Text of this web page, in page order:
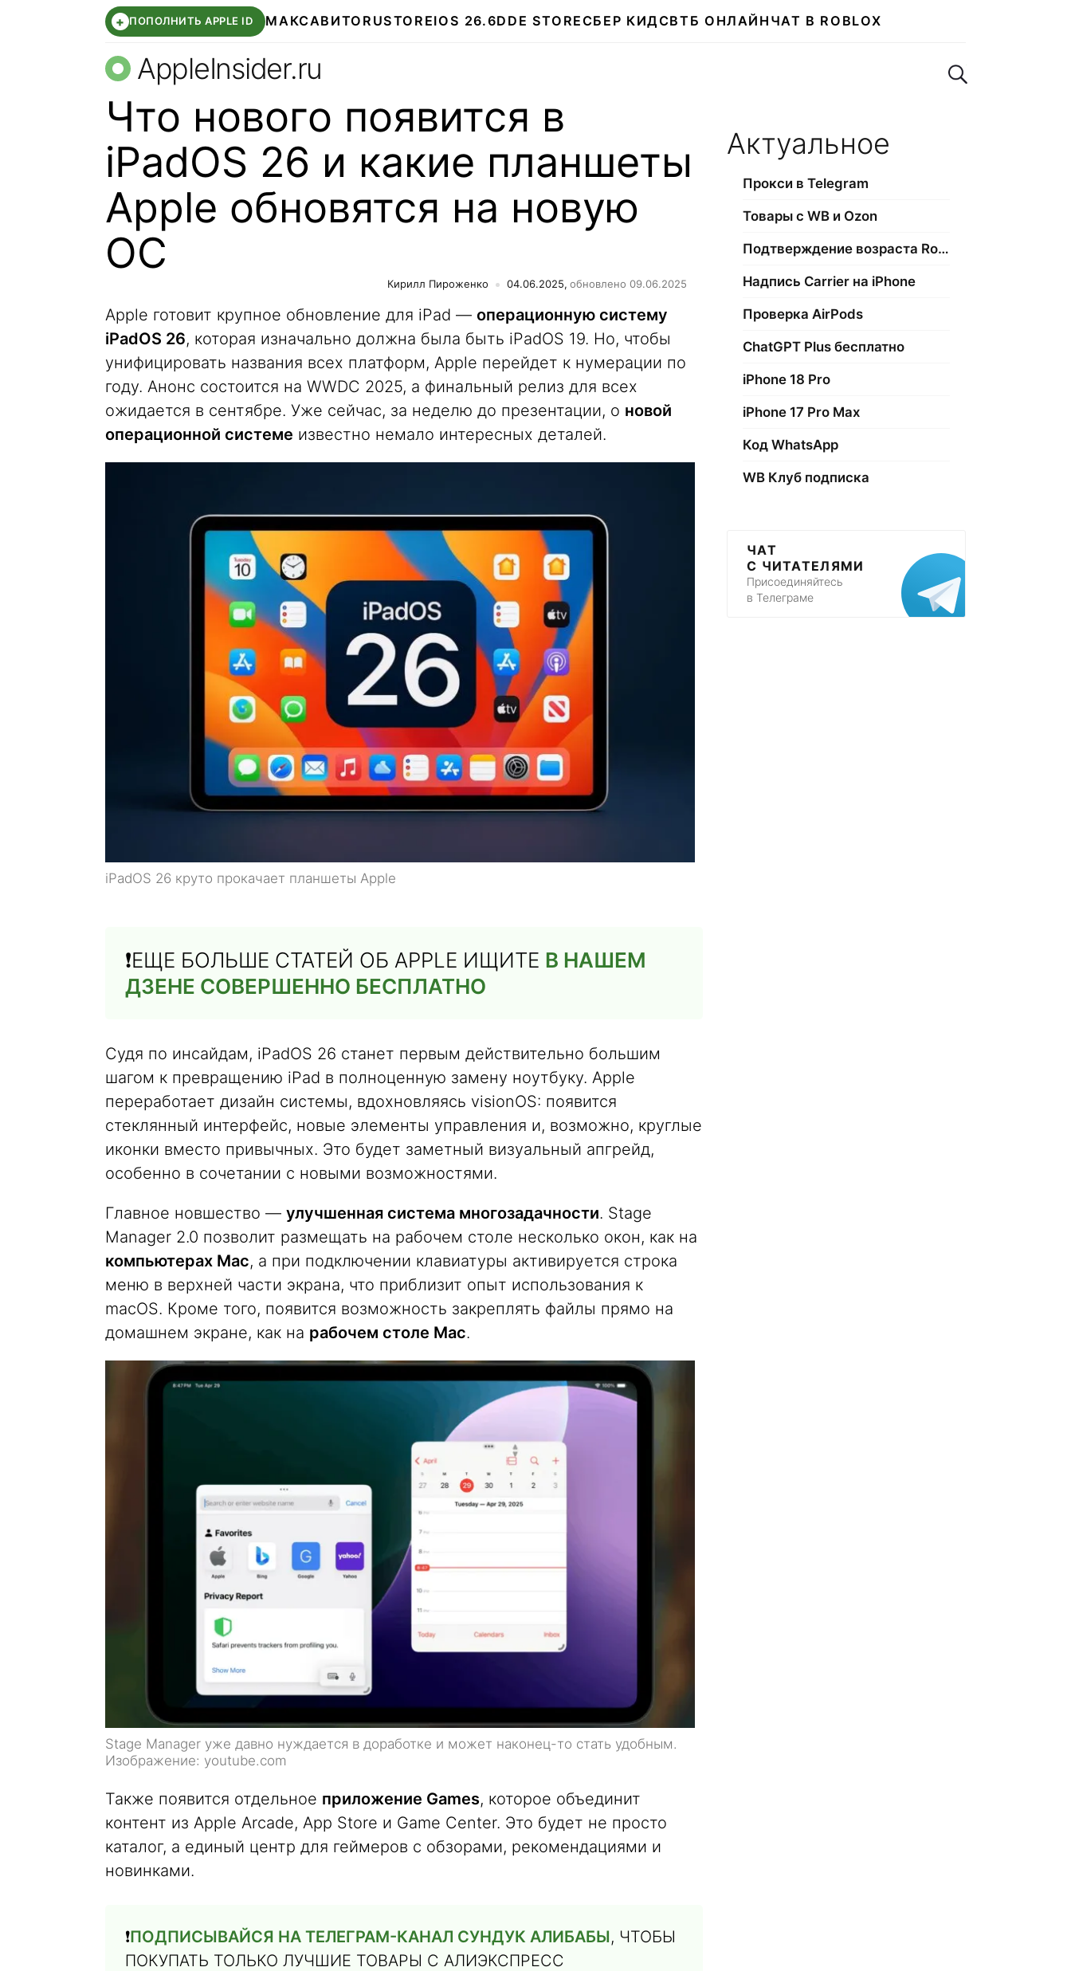
+ ПОПОЛНИТЬ APPLE ID МАКСАВИТО RUSTOREIOS 26.6DDE STORE СБЕР КИДСВТБ ОНЛАЙН ЧАТ В ROBLOX
AppleInsider.ru Поиск по сайту
Что нового появится в
iPadOS 26 и какие планшеты
Apple обновятся на новую
ОС
Кирилл Пироженко 04.06.2025, обновлено 09.06.2025
Apple готовит крупное обновление для iPad — операционную систему
iPadOS 26, которая изначально должна была быть iPadOS 19. Но, чтобы
унифицировать названия всех платформ, Apple перейдет к нумерации по
году. Анонс состоится на WWDC 2025, а финальный релиз для всех
ожидается в сентябре. Уже сейчас, за неделю до презентации, о новой
операционной системе известно немало интересных деталей.
iPadOS 26 круто прокачает планшеты Apple
❗️ЕЩЕ БОЛЬШЕ СТАТЕЙ ОБ APPLE ИЩИТЕ В НАШЕМ
ДЗЕНЕ СОВЕРШЕННО БЕСПЛАТНО
Судя по инсайдам, iPadOS 26 станет первым действительно большим
шагом к превращению iPad в полноценную замену ноутбуку. Apple
переработает дизайн системы, вдохновляясь visionOS: появится
стеклянный интерфейс, новые элементы управления и, возможно, круглые
иконки вместо привычных. Это будет заметный визуальный апгрейд,
особенно в сочетании с новыми возможностями.
Главное новшество — улучшенная система многозадачности. Stage
Manager 2.0 позволит размещать на рабочем столе несколько окон, как на
компьютерах Mac, а при подключении клавиатуры активируется строка
меню в верхней части экрана, что приблизит опыт использования к
macOS. Кроме того, появится возможность закреплять файлы прямо на
домашнем экране, как на рабочем столе Mac.
Stage Manager уже давно нуждается в доработке и может наконец-то стать удобным.
Изображение: youtube.com
Также появится отдельное приложение Games, которое объединит
контент из Apple Arcade, App Store и Game Center. Это будет не просто
каталог, а единый центр для геймеров с обзорами, рекомендациями и
новинками.
❗️ПОДПИСЫВАЙСЯ НА ТЕЛЕГРАМ-КАНАЛ СУНДУК АЛИБАБЫ, ЧТОБЫ
ПОКУПАТЬ ТОЛЬКО ЛУЧШИЕ ТОВАРЫ С АЛИЭКСПРЕСС
Актуальное
Прокси в Telegram
Товары с WB и Ozon
Подтверждение возраста Roblox
Надпись Carrier на iPhone
Проверка AirPods
ChatGPT Plus бесплатно
iPhone 18 Pro
iPhone 17 Pro Max
Код WhatsApp
WB Клуб подписка
ЧАТ
С ЧИТАТЕЛЯМИ
Присоединяйтесь
в Телеграме